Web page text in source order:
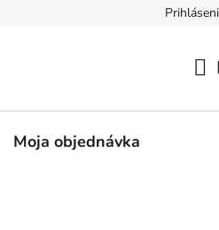
Moja objednávka